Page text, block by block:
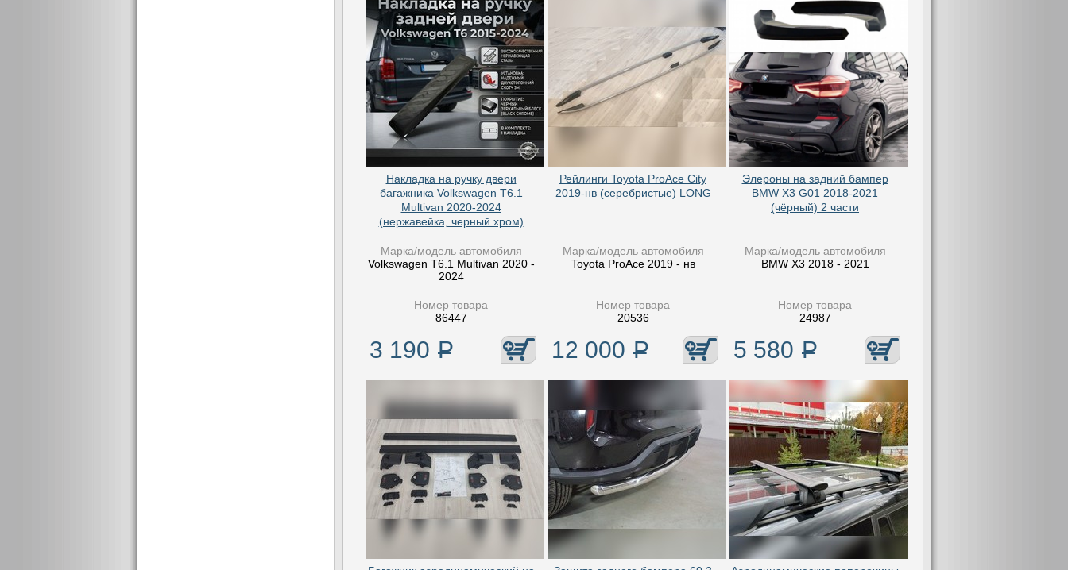
Накладка на ручку двери
багажника Volkswagen T6.1
Multivan 2020-2024
(нержавейка, черный хром)
Марка/модель автомобиля
Volkswagen T6.1 Multivan 2020 -
2024
Номер товара
86447
3 190 Р
Рейлинги Toyota ProAce City
2019-нв (серебристые) LONG
Марка/модель автомобиля
Toyota ProAce 2019 - нв
Номер товара
20536
12 000 Р
Элероны на задний бампер
BMW X3 G01 2018-2021
(чёрный) 2 части
Марка/модель автомобиля
BMW X3 2018 - 2021
Номер товара
24987
5 580 Р